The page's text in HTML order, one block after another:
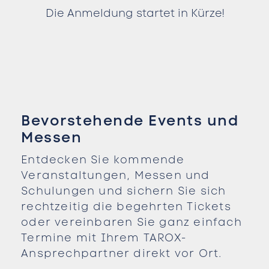
Die Anmeldung startet in Kürze!
Bevorstehende Events und
Messen
Entdecken Sie kommende
Veranstaltungen, Messen und
Schulungen und sichern Sie sich
rechtzeitig die begehrten Tickets
oder vereinbaren Sie ganz einfach
Termine mit Ihrem TAROX-
Ansprechpartner direkt vor Ort.